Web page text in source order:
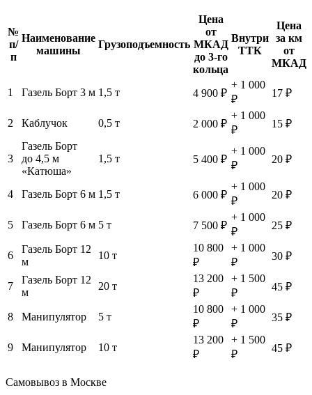
№
п/
п
Наименование
машины
Грузоподъемность
Цена
от
МКАД
до 3-го
кольца
Внутри
ТТК
Цена
за км
от
МКАД
1 Газель Борт 3 м 1,5 т 4 900 ₽
+ 1 000
₽
17 ₽
2 Каблучок 0,5 т 2 000 ₽
+ 1 000
₽
15 ₽
3
Газель Борт
до 4,5 м
«Катюша»
1,5 т 5 400 ₽
+ 1 000
₽
20 ₽
4 Газель Борт 6 м 1,5 т 6 000 ₽
+ 1 000
₽
20 ₽
5 Газель Борт 6 м 5 т 7 500 ₽
+ 1 000
₽
25 ₽
6
Газель Борт 12
м
10 т
10 800
₽
+ 1 000
₽
30 ₽
7
Газель Борт 12
м
20 т
13 200
₽
+ 1 500
₽
45 ₽
8 Манипулятор 5 т
10 800
₽
+ 1 000
₽
35 ₽
9 Манипулятор 10 т
13 200
₽
+ 1 500
₽
45 ₽
Самовывоз в Москве